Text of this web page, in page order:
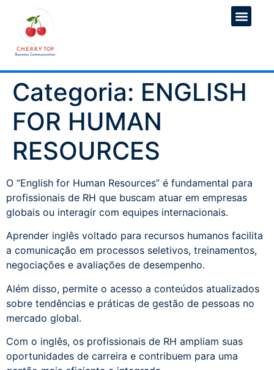
Categoria: ENGLISH
FOR HUMAN
RESOURCES
O “English for Human Resources” é fundamental para
profissionais de RH que buscam atuar em empresas
globais ou interagir com equipes internacionais.
Aprender inglês voltado para recursos humanos facilita
a comunicação em processos seletivos, treinamentos,
negociações e avaliações de desempenho.
Além disso, permite o acesso a conteúdos atualizados
sobre tendências e práticas de gestão de pessoas no
mercado global.
Com o inglês, os profissionais de RH ampliam suas
oportunidades de carreira e contribuem para uma